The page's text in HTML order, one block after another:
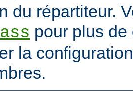
du répartiteur.
pour plus de
la